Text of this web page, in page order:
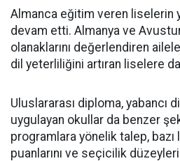
Almanca eğitim veren liselerin
devam etti. Almanya ve
olanaklarını değerlendiren
dil yeterliliğini artıran liselere
Uluslararası diploma, yabancı
uygulayan okullar da benzer
programlara yönelik talep, bazı
puanlarını ve seçicilik